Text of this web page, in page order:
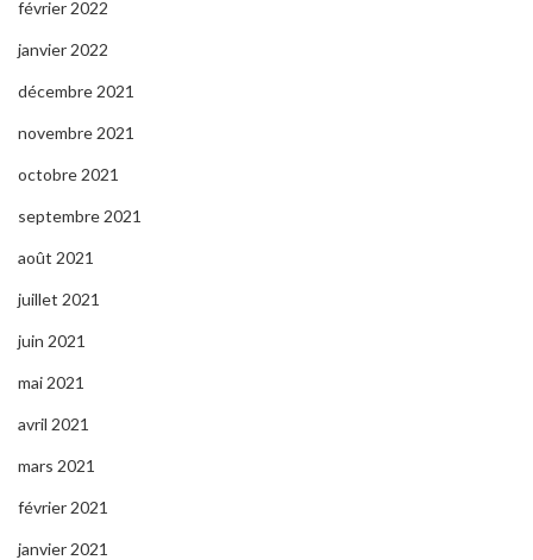
février 2022
janvier 2022
décembre 2021
novembre 2021
octobre 2021
septembre 2021
août 2021
juillet 2021
juin 2021
mai 2021
avril 2021
mars 2021
février 2021
janvier 2021